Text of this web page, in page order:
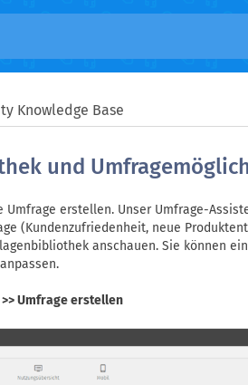
Knowledge Base
und
erstellen. Unser Umfrage-
(Kundenzufriedenheit, neue
anschauen. Sie können
Umfrage erstellen